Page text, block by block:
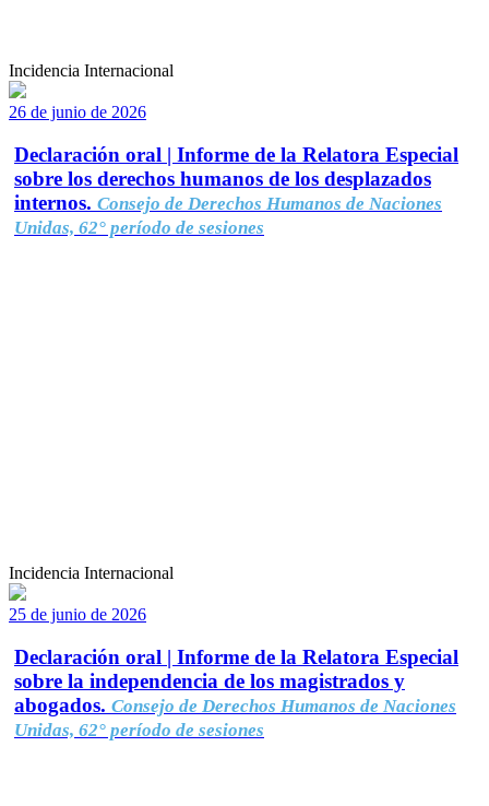
Incidencia Internacional
26 de junio de 2026
Declaración oral | Informe de la Relatora Especial
sobre los derechos humanos de los desplazados
internos. Consejo de Derechos Humanos de Naciones
Unidas, 62° período de sesiones
Incidencia Internacional
25 de junio de 2026
Declaración oral | Informe de la Relatora Especial
sobre la independencia de los magistrados y
abogados. Consejo de Derechos Humanos de Naciones
Unidas, 62° período de sesiones